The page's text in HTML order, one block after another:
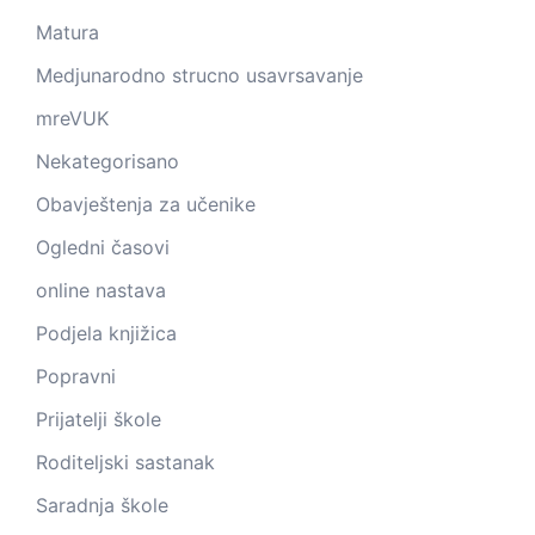
Matura
Medjunarodno strucno usavrsavanje
mreVUK
Nekategorisano
Obavještenja za učenike
Ogledni časovi
online nastava
Podjela knjižica
Popravni
Prijatelji škole
Roditeljski sastanak
Saradnja škole